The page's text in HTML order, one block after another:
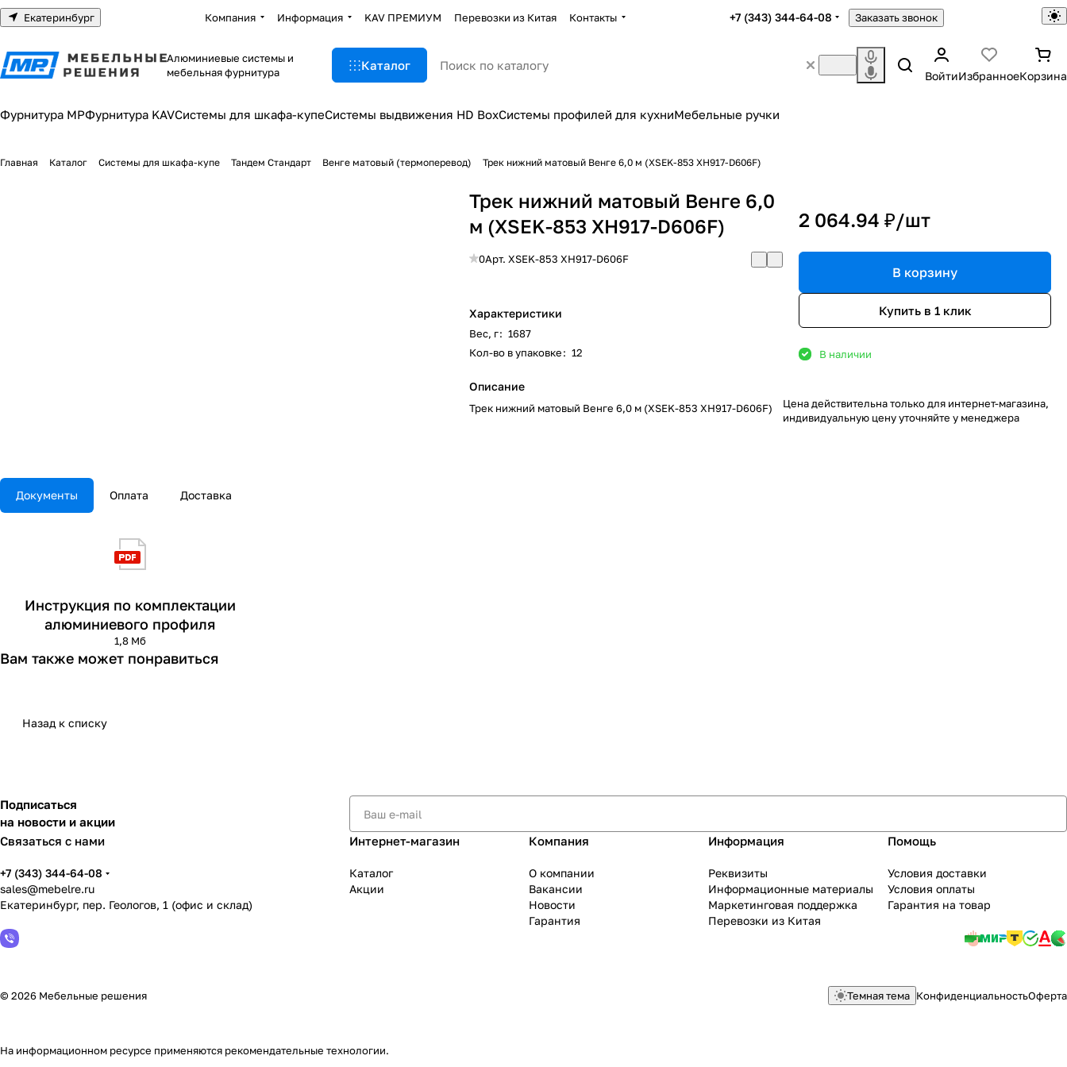
Екатеринбург Компания Информация KAV ПРЕМИУМ Перевозки из Китая Контакты +7 (343) 344-64-08 Заказать звонок
Алюминиевые системы и
мебельная фурнитура
Каталог
ВойтиИзбранноеКорзина
Фурнитура МРФурнитура KAVСистемы для шкафа-купеСистемы выдвижения HD BoxСистемы профилей для кухниМебельные ручки
Главная Каталог Системы для шкафа-купе Тандем Стандарт Венге матовый (термоперевод) Трек нижний матовый Венге 6,0 м (XSEK-853 ХН917-D606F)
Трек нижний матовый Венге 6,0
м (XSEK-853 ХН917-D606F)
0Арт.XSEK-853 ХН917-D606F
Характеристики
Вес, г: 1687
Кол-во в упаковке: 12
Описание
Трек нижний матовый Венге 6,0 м (XSEK-853 ХН917-D606F)
2 064.94 ₽/шт
В корзину
Купить в 1 клик
В наличии
Цена действительна только для интернет-магазина,
индивидуальную цену уточняйте у менеджера
Документы Оплата Доставка
Инструкция по комплектации
алюминиевого профиля
1,8 Мб
Вам также может понравиться
Назад к списку
Подписаться
на новости и акции
Связаться с нами
+7 (343) 344-64-08
sales@mebelre.ru
Екатеринбург, пер. Геологов, 1 (офис и склад)
Интернет-магазин
Каталог
Акции
Компания
О компании
Вакансии
Новости
Гарантия
Информация
Реквизиты
Информационные материалы
Маркетинговая поддержка
Перевозки из Китая
Помощь
Условия доставки
Условия оплаты
Гарантия на товар
© 2026 Мебельные решения Темная тема КонфиденциальностьОферта
На информационном ресурсе применяются рекомендательные технологии.